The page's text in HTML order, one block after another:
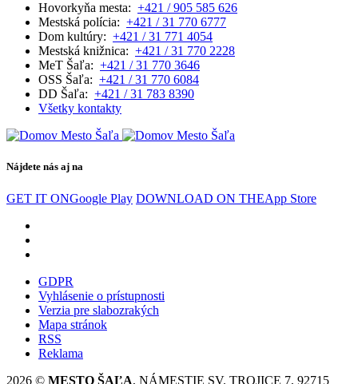
Hovorkyňa mesta: +421 / 905 585 626
Mestská polícia: +421 / 31 770 6777
Dom kultúry: +421 / 31 771 4054
Mestská knižnica: +421 / 31 770 2228
MeT Šaľa: +421 / 31 770 3646
OSS Šaľa: +421 / 31 770 6084
DD Šaľa: +421 / 31 783 8390
Všetky kontakty
Nájdete nás aj na
GET IT ONGoogle Play DOWNLOAD ON THEApp Store
GDPR
Vyhlásenie o prístupnosti
Verzia pre slabozrakých
Mapa stránok
RSS
Reklama
2026 © MESTO ŠAĽA, NÁMESTIE SV. TROJICE 7, 92715